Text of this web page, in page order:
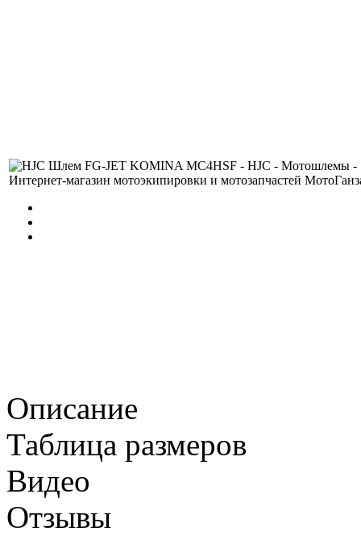
Описание
Таблица размеров
Видео
Отзывы